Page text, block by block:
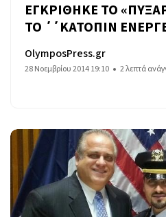
ΕΓΚΡΙΘΗΚΕ ΤΟ
ΤΟ ΄΄ΚΑΤΟΠΙΝ
OlymposPress.gr
28 Νοεμβρίου 2014 19:10 2 λεπτά